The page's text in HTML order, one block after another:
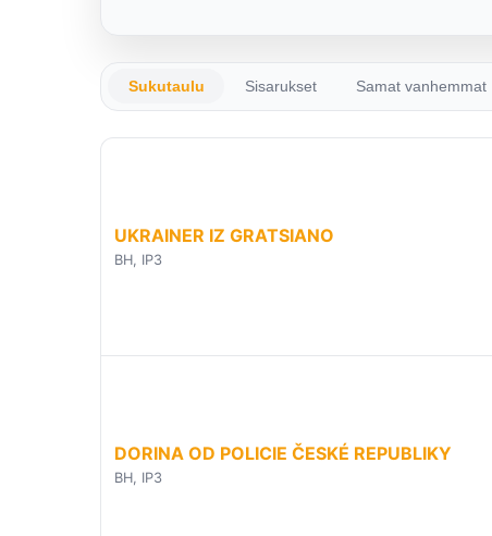
Sukutaulu Sisarukset Samat vanhemmat
UKRAINER IZ GRATSIANO
BH, IP3
DORINA OD POLICIE ČESKÉ REPUBLIKY
BH, IP3